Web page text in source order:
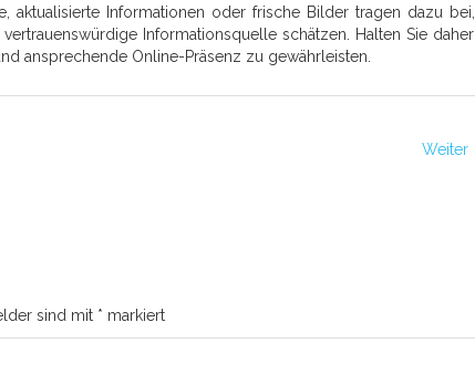
aktualisierte Informationen oder frische Bilder tragen dazu bei,
Informationsquelle schätzen. Halten Sie daher
ansprechende Online-Präsenz zu gewährleisten.
Weiter
sind mit * markiert